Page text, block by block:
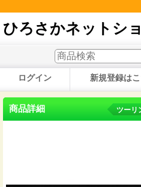
ひろさかネットシ
ログイン 新規登録は
商品詳細 ツーリ